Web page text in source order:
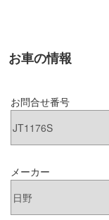
お車の情報
お問合せ番号
メーカー